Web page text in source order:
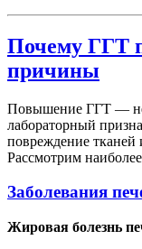
Почему ГГТ
причины
Повышение ГГТ — не
лабораторный
повреждение
Рассмотрим
Заболевания
Жировая болезнь